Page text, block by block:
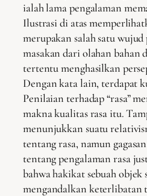
ialah lama pengalaman
Ilustrasi di atas
merupakan salah satu wujud
masakan dari olahan bahan
tertentu menghasilkan
Dengan kata lain, terdapat
Penilaian terhadap “rasa”
makna kualitas rasa itu.
menunjukkan suatu
tentang rasa, namun
tentang pengalaman rasa
bahwa hakikat sebuah objek
mengandalkan keterlibatan